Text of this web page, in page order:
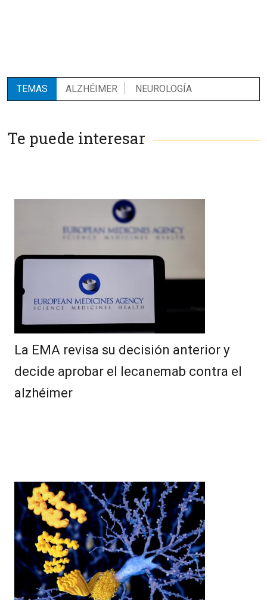
TEMAS ALZHÉIMER NEUROLOGÍA
Te puede interesar
La EMA revisa su decisión anterior y
decide aprobar el lecanemab contra el
alzhéimer